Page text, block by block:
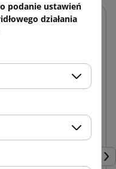
podanie ustawień
działania